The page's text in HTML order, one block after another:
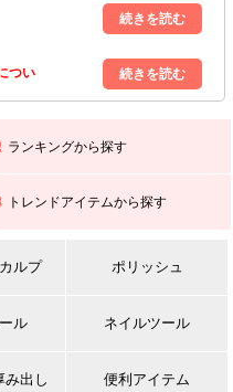
合わせ業務｣はお休みいたしま
月)以降の対応となりますので
つい
生じております｡
ランキングから探す
トレンドアイテムから探す
ルプ ポリッシュ
ル ネイルツール
み出し 便利アイテム